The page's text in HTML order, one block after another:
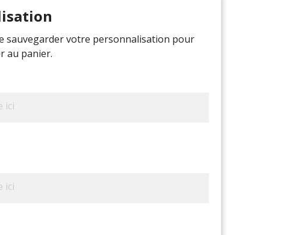
sauvegarder votre personnalisation pour
au panier.